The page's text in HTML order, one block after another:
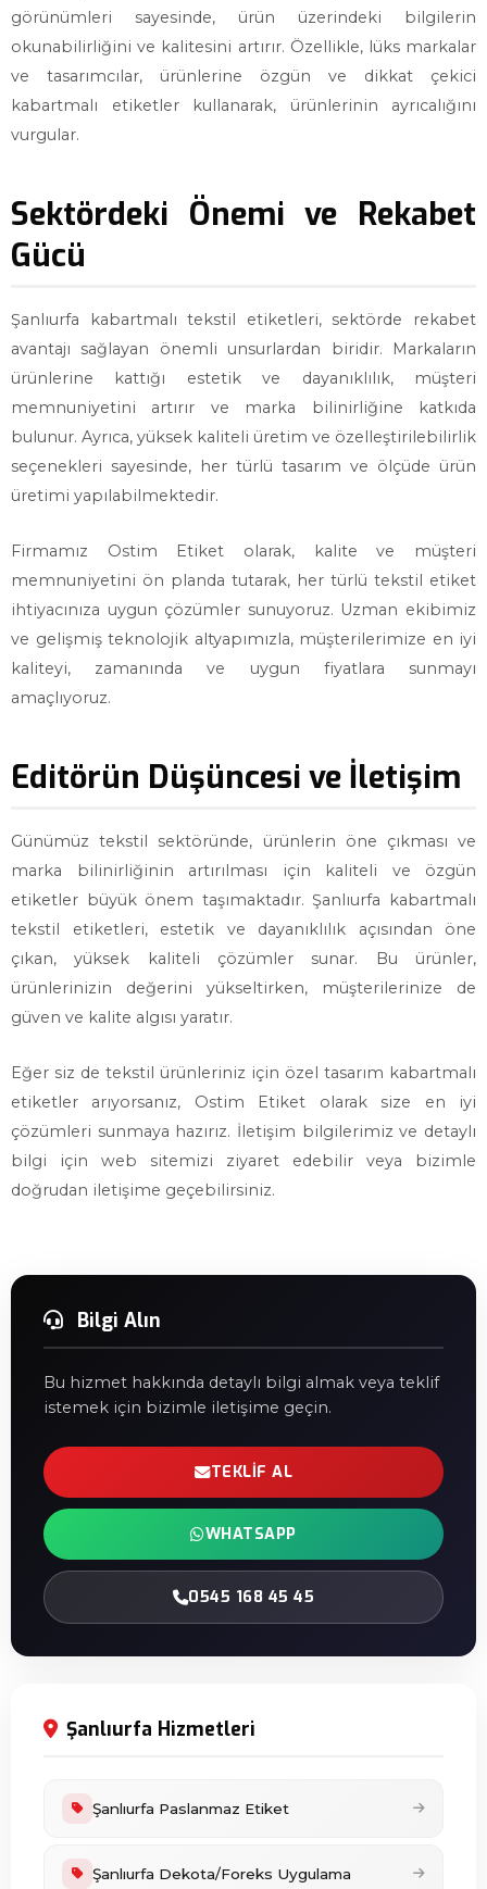
görünümleri sayesinde, ürün üzerindeki bilgilerin
okunabilirliğini ve kalitesini artırır. Özellikle, lüks markalar
ve tasarımcılar, ürünlerine özgün ve dikkat çekici
kabartmalı etiketler kullanarak, ürünlerinin ayrıcalığını
vurgular.
Sektördeki Önemi ve Rekabet
Gücü
Şanlıurfa kabartmalı tekstil etiketleri, sektörde rekabet
avantajı sağlayan önemli unsurlardan biridir. Markaların
ürünlerine kattığı estetik ve dayanıklılık, müşteri
memnuniyetini artırır ve marka bilinirliğine katkıda
bulunur. Ayrıca, yüksek kaliteli üretim ve özelleştirilebilirlik
seçenekleri sayesinde, her türlü tasarım ve ölçüde ürün
üretimi yapılabilmektedir.
Firmamız Ostim Etiket olarak, kalite ve müşteri
memnuniyetini ön planda tutarak, her türlü tekstil etiket
ihtiyacınıza uygun çözümler sunuyoruz. Uzman ekibimiz
ve gelişmiş teknolojik altyapımızla, müşterilerimize en iyi
kaliteyi, zamanında ve uygun fiyatlara sunmayı
amaçlıyoruz.
Editörün Düşüncesi ve İletişim
Günümüz tekstil sektöründe, ürünlerin öne çıkması ve
marka bilinirliğinin artırılması için kaliteli ve özgün
etiketler büyük önem taşımaktadır. Şanlıurfa kabartmalı
tekstil etiketleri, estetik ve dayanıklılık açısından öne
çıkan, yüksek kaliteli çözümler sunar. Bu ürünler,
ürünlerinizin değerini yükseltirken, müşterilerinize de
güven ve kalite algısı yaratır.
Eğer siz de tekstil ürünleriniz için özel tasarım kabartmalı
etiketler arıyorsanız, Ostim Etiket olarak size en iyi
çözümleri sunmaya hazırız. İletişim bilgilerimiz ve detaylı
bilgi için web sitemizi ziyaret edebilir veya bizimle
doğrudan iletişime geçebilirsiniz.
Bilgi Alın
Bu hizmet hakkında detaylı bilgi almak veya teklif
istemek için bizimle iletişime geçin.
TEKLIF AL
WHATSAPP
0545 168 45 45
Şanlıurfa Hizmetleri
Şanlıurfa Paslanmaz Etiket
Şanlıurfa Dekota/Foreks Uygulama